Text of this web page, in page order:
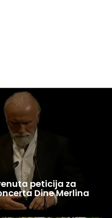
peticija za
Dine Merlina